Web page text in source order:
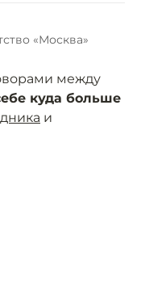
«Москва»
между
куда больше
и